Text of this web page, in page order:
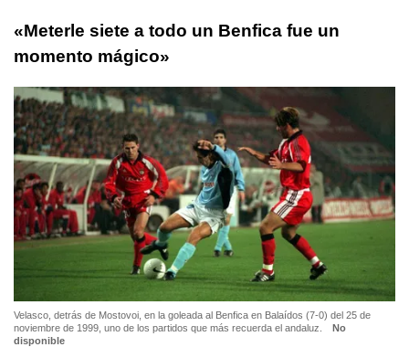
«Meterle siete a todo un Benfica fue un
momento mágico»
Velasco, detrás de Mostovoi, en la goleada al Benfica en Balaídos (7-0) del 25 de
noviembre de 1999, uno de los partidos que más recuerda el andaluz.
No
disponible